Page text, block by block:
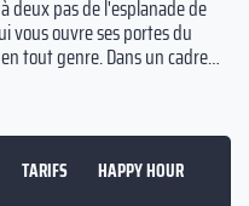
deux pas de l'esplanade de
vous ouvre ses portes du
tout genre. Dans un cadre
profitez d'une cuisine
au menu, pour grignoter
lors du happy hour de 17h à
TARIFS HAPPY HOUR